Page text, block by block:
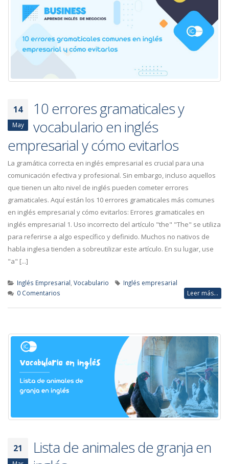
14
May
10 errores gramaticales y
vocabulario en inglés
empresarial y cómo evitarlos
La gramática correcta en inglés empresarial es crucial para una
comunicación efectiva y profesional. Sin embargo, incluso aquellos
que tienen un alto nivel de inglés pueden cometer errores
gramaticales. Aquí están los 10 errores gramaticales más comunes
en inglés empresarial y cómo evitarlos: Errores gramaticales en
inglés empresarial 1. Uso incorrecto del artículo "the" "The" se utiliza
para referirse a algo específico y definido. Muchos no nativos de
habla inglesa tienden a sobreutilizar este artículo. En su lugar, use
"a" [...]
Inglés Empresarial, Vocabulario
Inglés empresarial
0 Comentarios
Leer más...
21
Lista de animales de granja en